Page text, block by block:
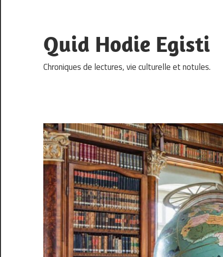
content
Quid Hodie Egisti
Chroniques de lectures, vie culturelle et notules.